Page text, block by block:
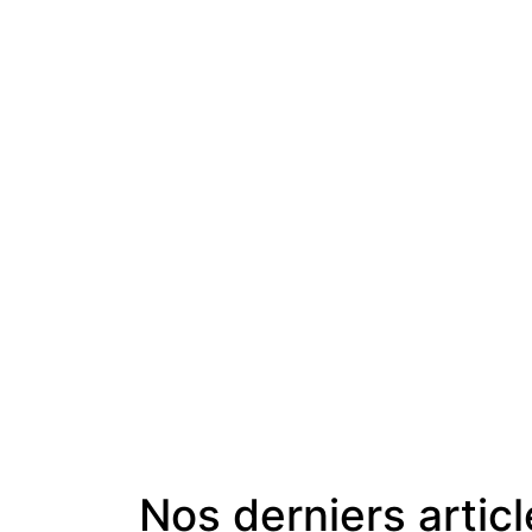
Nos derniers